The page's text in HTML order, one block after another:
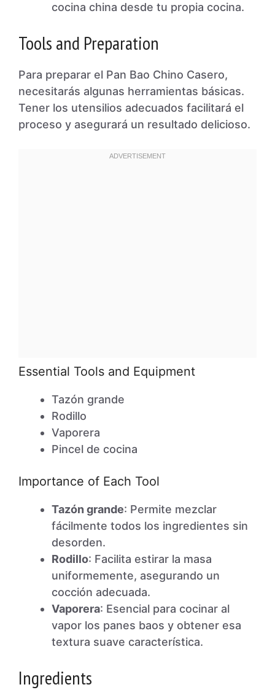
cocina china desde tu propia cocina.
Tools and Preparation
Para preparar el Pan Bao Chino Casero,
necesitarás algunas herramientas básicas.
Tener los utensilios adecuados facilitará el
proceso y asegurará un resultado delicioso.
Essential Tools and Equipment
Tazón grande
Rodillo
Vaporera
Pincel de cocina
Importance of Each Tool
Tazón grande: Permite mezclar
fácilmente todos los ingredientes sin
desorden.
Rodillo: Facilita estirar la masa
uniformemente, asegurando un
cocción adecuada.
Vaporera: Esencial para cocinar al
vapor los panes baos y obtener esa
textura suave característica.
Ingredients